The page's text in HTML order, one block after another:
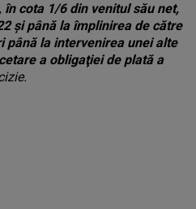
cota 1/6 din venitul său net,
şi până la împlinirea de către
până la intervenirea unei alte
a obligaţiei de plată a